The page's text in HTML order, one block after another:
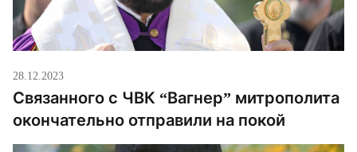
28.12.2023
Связанного с ЧВК “Вагнер” митрополита
окончательно отправили на покой